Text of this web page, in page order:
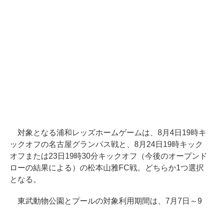
対象となる浦和レッズホームゲームは、8月4日19時キ
ックオフの名古屋グランパス戦と、8月24日19時キック
オフまたは23日19時30分キックオフ（今後のオープンド
ローの結果による）の松本山雅FC戦。どちらか1つ選択
となる。
東武動物公園とプールの対象利用期間は、7月7日～9